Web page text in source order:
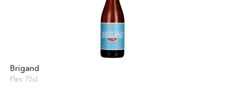
Brigand
Fles 75cl